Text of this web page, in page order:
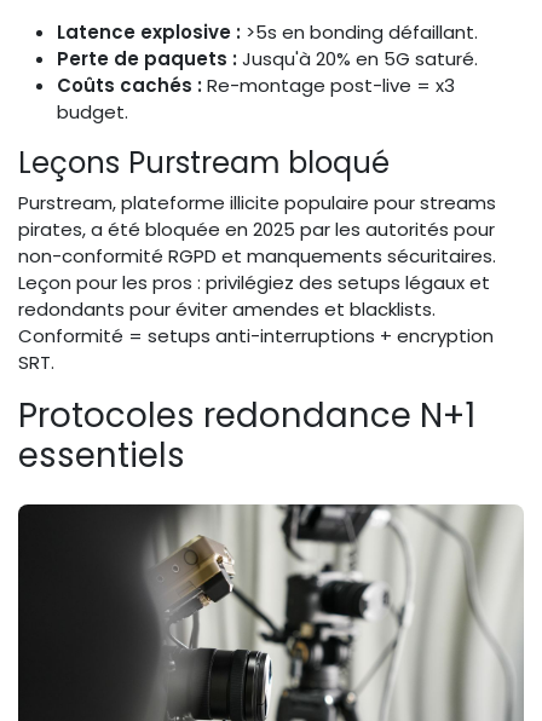
Latence explosive : >5s en bonding défaillant.
Perte de paquets :Jusqu'à 20% en 5G saturé.
Coûts cachés :Re-montage post-live = x3
budget.
Leçons Purstream bloqué
Purstream, plateforme illicite populaire pour streams
pirates, a été bloquée en 2025 par les autorités pour
non-conformité RGPD et manquements sécuritaires.
Leçon pour les pros : privilégiez des setups légaux et
redondants pour éviter amendes et blacklists.
Conformité = setups anti-interruptions + encryption
SRT.
Protocoles redondance N+1
essentiels